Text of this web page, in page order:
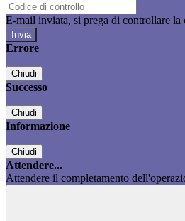
E-mail inviata, si prega di controllare la
Errore
Chiudi
Successo
Chiudi
Informazione
Chiudi
Attendere...
Attendere il completamento